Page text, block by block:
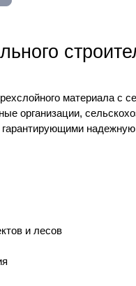
материала с
организации,
и лесов